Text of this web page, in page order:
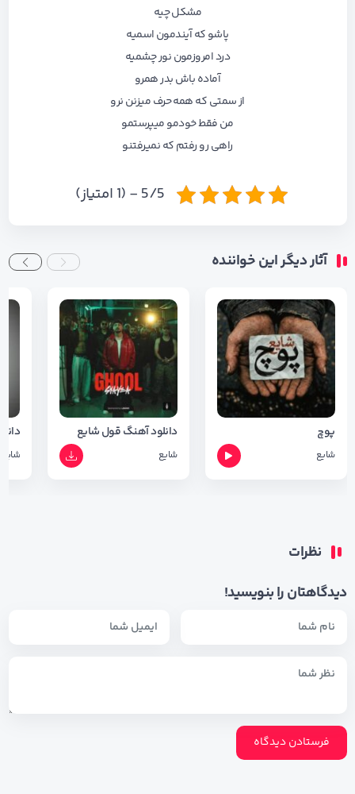
مشکل چیه
پاشو که آیندمون اسمیه
درد امروزمون نور چشمیه
آماده باش بدر همرو
از سمتی که همه حرف میزنن نرو
من فقط خودمو میپرستمو
راهی رو رفتم که نمیرفتنو
5/5 - (1 امتیاز)
آثار دیگر این خواننده
پوچ
شایع
دانلود آهنگ قول شایع
شایع شایع
نظرات
دیدگاهتان را بنویسید!